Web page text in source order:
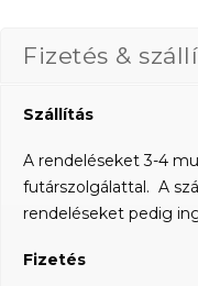
Fizetés &
Szállítás
A rendeléseket 3-4
futárszolgálattal. A
rendeléseket pedig
Fizetés